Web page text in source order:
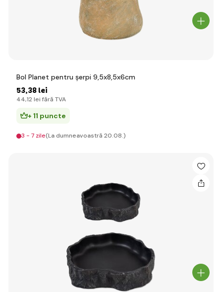
Bol Planet pentru șerpi 9,5x8,5x6cm
53,38 lei
44,12 lei fără TVA
+ 11 puncte
3 - 7 zile(La dumneavoastră 20.08.)